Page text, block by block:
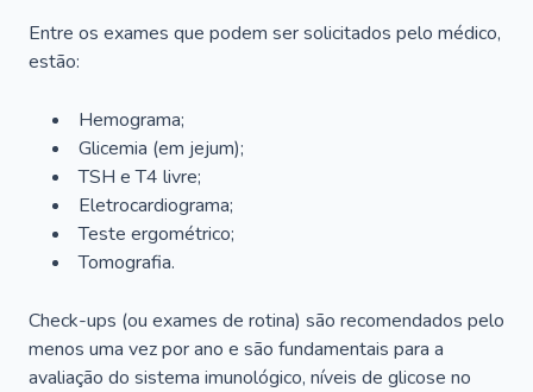
Entre os exames que podem ser solicitados pelo médico,
estão:
Hemograma;
Glicemia (em jejum);
TSH e T4 livre;
Eletrocardiograma;
Teste ergométrico;
Tomografia.
Check-ups (ou exames de rotina) são recomendados pelo
menos uma vez por ano e são fundamentais para a
avaliação do sistema imunológico, níveis de glicose no